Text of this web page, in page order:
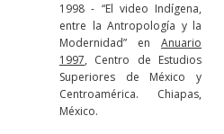
1998 - “El video Indígena,
entre la Antropología y la
Modernidad” en Anuario
1997, Centro de Estudios
Superiores de México y
Centroamérica. Chiapas,
México.